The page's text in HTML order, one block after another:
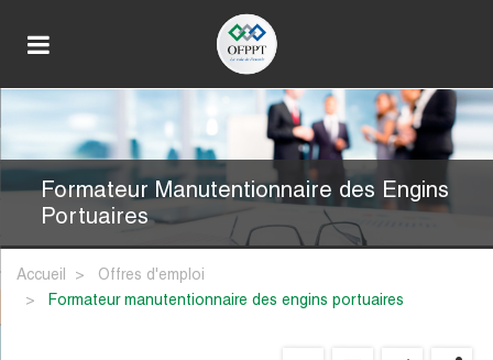
Formateur Manutentionnaire des Engins
Portuaires
Accueil
Offres d'emploi
formateur manutentionnaire des engins portuaires